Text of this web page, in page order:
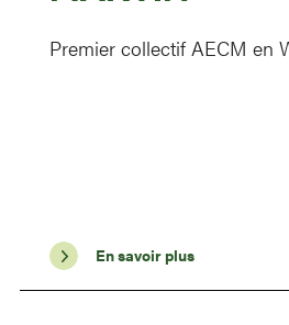
Premier collectif AECM en
En savoir plus